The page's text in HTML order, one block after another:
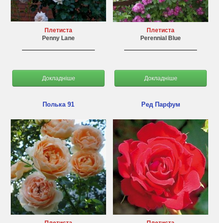
Плетиста
Penny Lane
Докладніше
Плетиста
Perennial Blue
Докладніше
Полька 91 Ред Парфум